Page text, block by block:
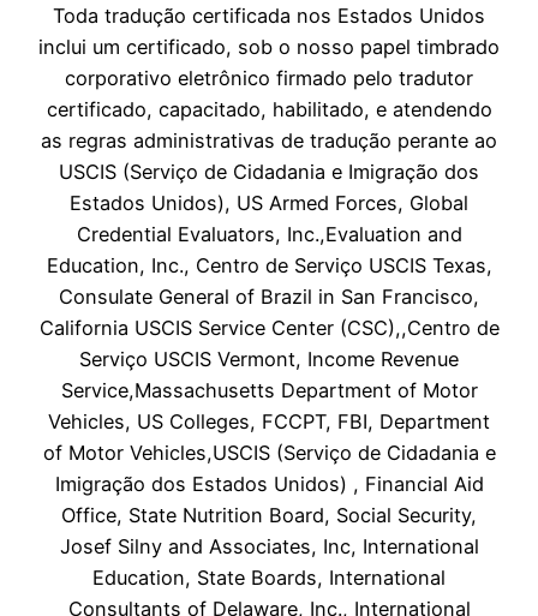
Toda tradução certificada nos Estados Unidos
inclui um certificado, sob o nosso papel timbrado
corporativo eletrônico firmado pelo tradutor
certificado, capacitado, habilitado, e atendendo
as regras administrativas de tradução perante ao
USCIS (Serviço de Cidadania e Imigração dos
Estados Unidos), US Armed Forces, Global
Credential Evaluators, Inc.,Evaluation and
Education, Inc., Centro de Serviço USCIS Texas,
Consulate General of Brazil in San Francisco,
California USCIS Service Center (CSC),,Centro de
Serviço USCIS Vermont, Income Revenue
Service,Massachusetts Department of Motor
Vehicles, US Colleges, FCCPT, FBI, Department
of Motor Vehicles,USCIS (Serviço de Cidadania e
Imigração dos Estados Unidos) , Financial Aid
Office, State Nutrition Board, Social Security,
Josef Silny and Associates, Inc, International
Education, State Boards, International
Consultants of Delaware, Inc., International